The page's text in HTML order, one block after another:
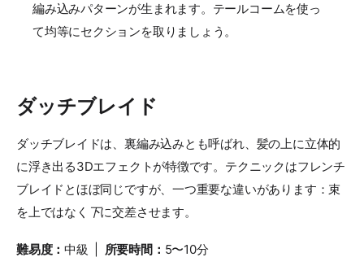
編み込みパターンが生まれます。テールコームを使っ
て均等にセクションを取りましょう。
ダッチブレイド
ダッチブレイドは、裏編み込みとも呼ばれ、髪の上に立体的
に浮き出る3Dエフェクトが特徴です。テクニックはフレンチ
ブレイドとほぼ同じですが、一つ重要な違いがあります：束
を上ではなく 下に交差させます。
難易度：中級 | 所要時間： 5〜10分